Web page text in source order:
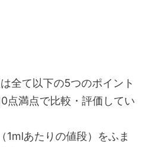
全て以下の5つのポイント
点満点で比較・評価してい
1mlあたりの値段）をふま